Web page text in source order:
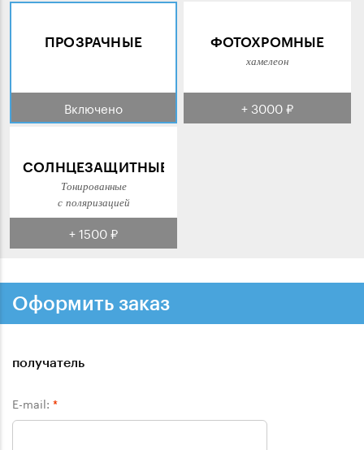
ПРОЗРАЧНЫЕ
Включено
ФОТОХРОМНЫЕ
хамелеон
+ 3000 ₽
СОЛНЦЕЗАЩИТНЫЕ
Тонированные
с поляризацией
+ 1500 ₽
Оформить заказ
получатель
E-mail: *